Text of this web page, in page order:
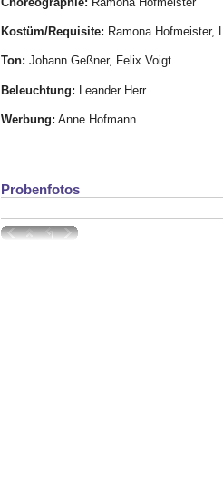
Kostüm/Requisite: Ramona
Ton: Johann Geßner, Felix Voigt
Beleuchtung: Leander Herr
Werbung: Anne Hofmann
Probenfotos